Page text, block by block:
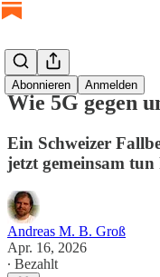
Abonnieren Anmelden
Wie 5G gegen
Ein Schweizer
jetzt gemeinsam tun
Andreas M. B. Groß
Apr. 16, 2026
∙ Bezahlt